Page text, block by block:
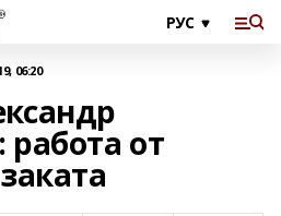
06:20
от